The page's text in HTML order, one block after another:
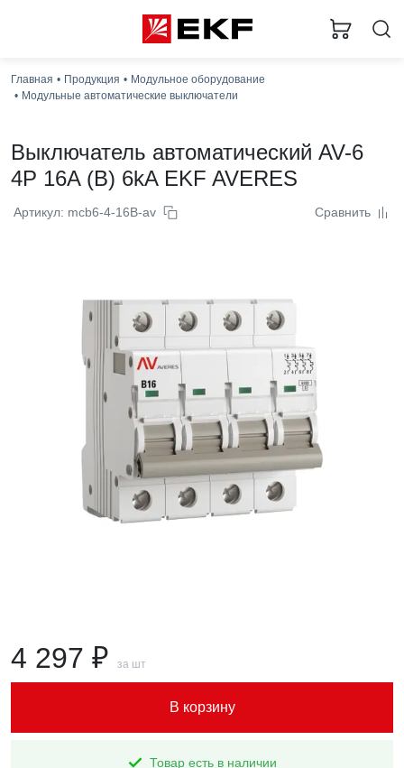
Главная Продукция
Модульное оборудование
Модульные автоматические выключатели
Выключатель автоматический AV-6
4P 16A (B) 6kA EKF AVERES
Артикул: mcb6-4-16B-av Сравнить
4 297 ₽ за шт
В корзину
Товар есть в наличии